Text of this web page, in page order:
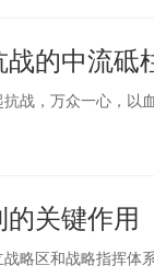
的中流砥
战，万众一心，以
关键作用
略区和战略指挥体